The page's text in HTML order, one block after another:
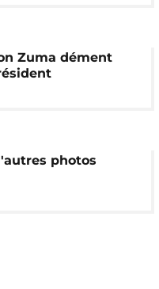
Zuma dément
photos